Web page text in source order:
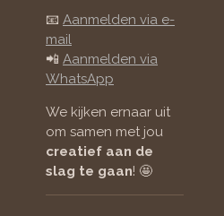
📧 Aanmelden via e-
mail
📲 Aanmelden via
WhatsApp
We kijken ernaar uit
om samen met jou
creatief aan de
slag te gaan! 🤩